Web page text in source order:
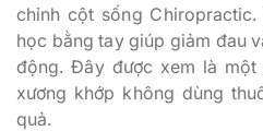
chỉnh cột sống
học bằng tay giúp giảm đau
động. Đây được xem là một
xương khớp không dùng
quả.